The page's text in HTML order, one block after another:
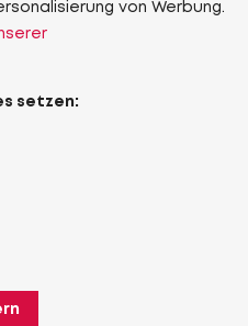
von Werbung.
setzen: